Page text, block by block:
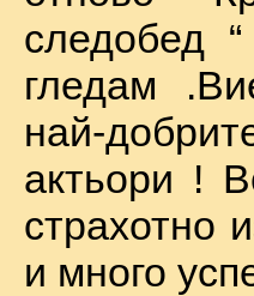
следобед
гледам
най-
актьори !
страхотно
и много